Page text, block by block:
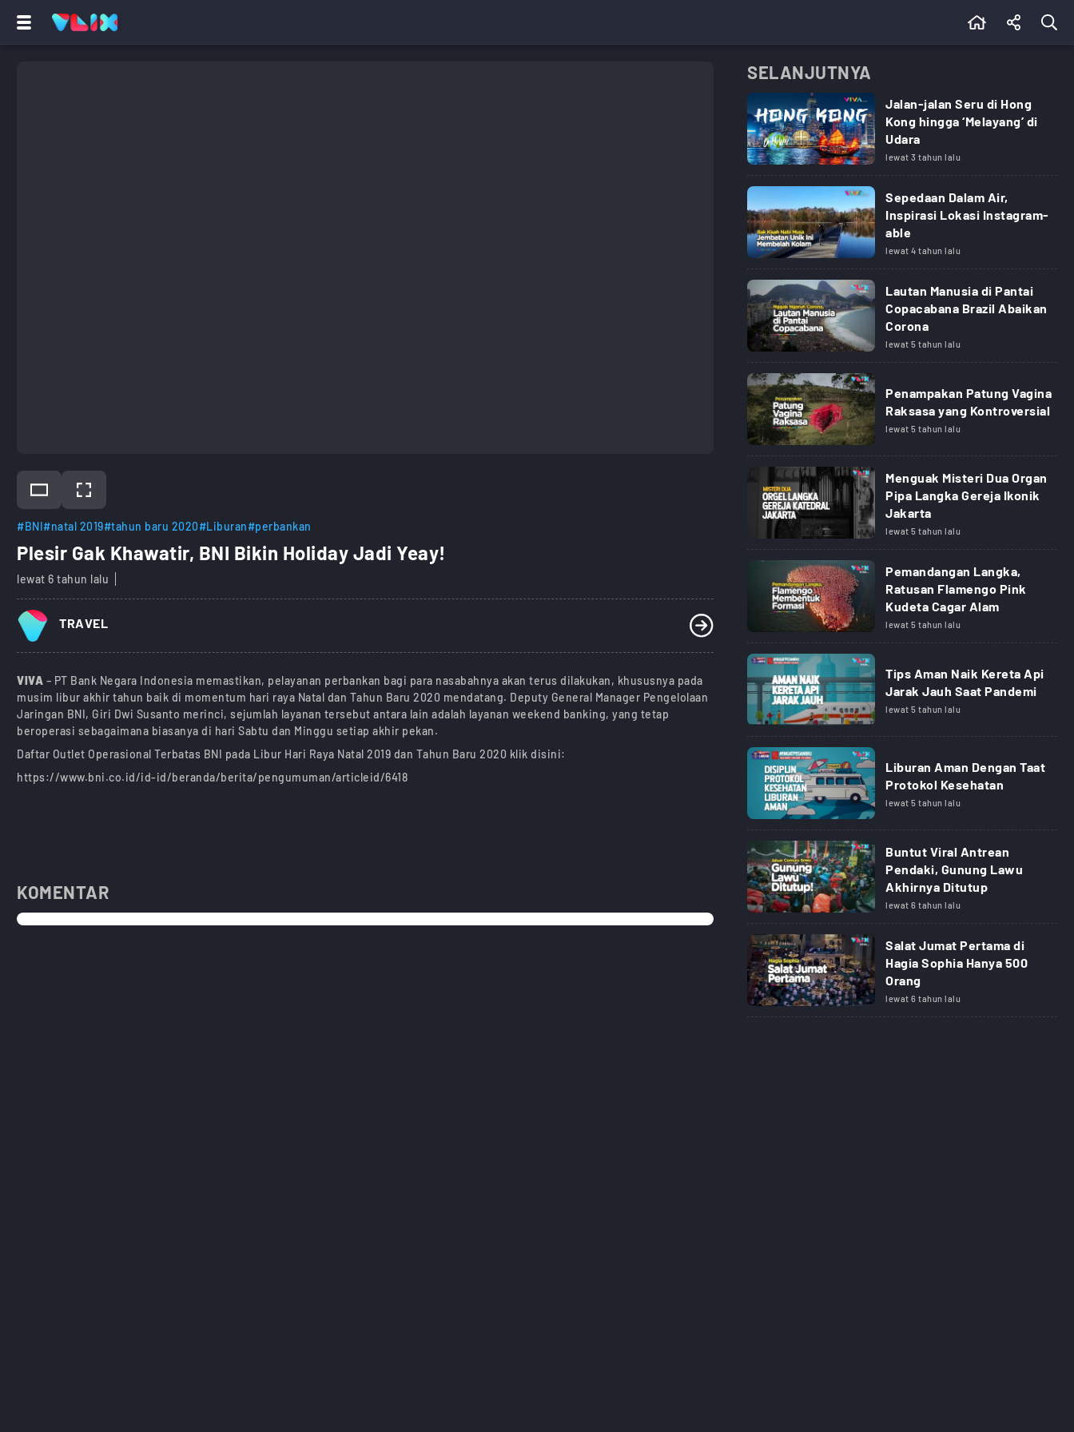
#BNI#natal 2019#tahun baru 2020#Liburan#perbankan
Plesir Gak Khawatir, BNI Bikin Holiday Jadi Yeay!
lewat 6 tahun lalu
TRAVEL
VIVA – PT Bank Negara Indonesia memastikan, pelayanan perbankan bagi para nasabahnya akan terus dilakukan, khususnya pada
musim libur akhir tahun baik di momentum hari raya Natal dan Tahun Baru 2020 mendatang. Deputy General Manager Pengelolaan
Jaringan BNI, Giri Dwi Susanto merinci, sejumlah layanan tersebut antara lain adalah layanan weekend banking, yang tetap
beroperasi sebagaimana biasanya di hari Sabtu dan Minggu setiap akhir pekan.
Daftar Outlet Operasional Terbatas BNI pada Libur Hari Raya Natal 2019 dan Tahun Baru 2020 klik disini:
https://www.bni.co.id/id-id/beranda/berita/pengumuman/articleid/6418
KOMENTAR
SELANJUTNYA
Jalan-jalan Seru di Hong
Kong hingga ‘Melayang’ di
Udara
lewat 3 tahun lalu
Sepedaan Dalam Air,
Inspirasi Lokasi Instagram-
able
lewat 4 tahun lalu
Lautan Manusia di Pantai
Copacabana Brazil Abaikan
Corona
lewat 5 tahun lalu
Penampakan Patung Vagina
Raksasa yang Kontroversial
lewat 5 tahun lalu
Menguak Misteri Dua Organ
Pipa Langka Gereja Ikonik
Jakarta
lewat 5 tahun lalu
Pemandangan Langka,
Ratusan Flamengo Pink
Kudeta Cagar Alam
lewat 5 tahun lalu
Tips Aman Naik Kereta Api
Jarak Jauh Saat Pandemi
lewat 5 tahun lalu
Liburan Aman Dengan Taat
Protokol Kesehatan
lewat 5 tahun lalu
Buntut Viral Antrean
Pendaki, Gunung Lawu
Akhirnya Ditutup
lewat 6 tahun lalu
Salat Jumat Pertama di
Hagia Sophia Hanya 500
Orang
lewat 6 tahun lalu